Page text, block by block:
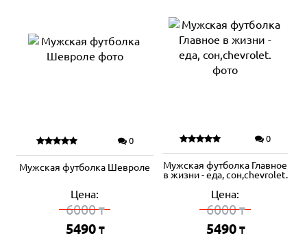
0
Мужская футболка Шевроле
Цена:
6000₸
5490 ₸
0
Мужская футболка Главное
в жизни - еда, сон,chevrolet.
Цена:
6000₸
5490 ₸